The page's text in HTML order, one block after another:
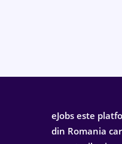
eJobs este
din Romania